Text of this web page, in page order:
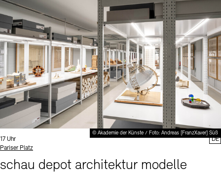
© Akademie der Künste / Foto: Andreas [FranzXaver] Süß
Uhrzeit:
17 Uhr
Standort
Pariser Platz
schau depot architektur modelle
DE